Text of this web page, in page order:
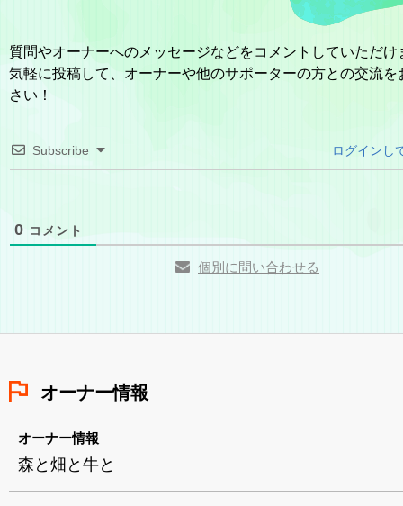
質問やオーナーへのメッセージなどをコメントしていただけ
気軽に投稿して、オーナーや他のサポーターの方との交流を
さい！
Subscribe ログインし
0 コメント
個別に問い合わせる
オーナー情報
オーナー情報
森と畑と牛と